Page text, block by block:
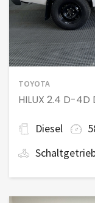
TOYOTA
HILUX 2.4 D-4D
Diesel